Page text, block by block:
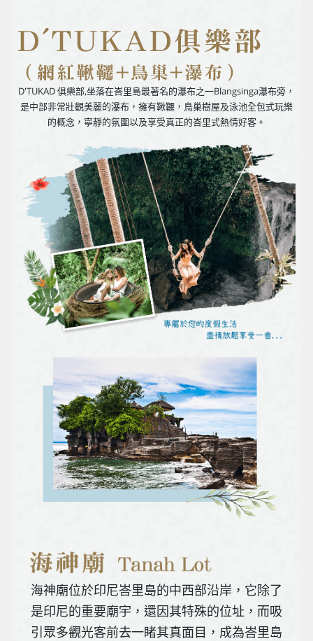
D'TUKAD 俱樂部,坐落在峇里島最著名的瀑布之一Blangsinga瀑布旁，
是中部非常壯觀美麗的瀑布，擁有鞦韆，鳥巢樹屋及泳池全包式玩樂
的概念，寧靜的氛圍以及享受真正的峇里式熱情好客。
海神廟位於印尼峇里島的中西部沿岸，它除了
是印尼的重要廟宇，還因其特殊的位址，而吸
引眾多觀光客前去一睹其真面目，成為峇里島